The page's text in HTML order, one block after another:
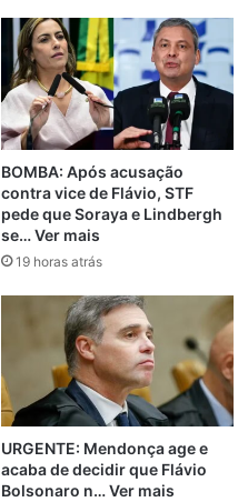
BOMBA: Após acusação
contra vice de Flávio, STF
pede que Soraya e Lindbergh
se… Ver mais
19 horas atrás
URGENTE: Mendonça age e
acaba de decidir que Flávio
Bolsonaro n… Ver mais